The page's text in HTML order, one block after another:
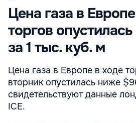
Цена газа в
торгов
за 1 тыс. куб. м
Цена газа в Европе в ходе
вторник опустилась ниже
свидетельствуют данные
ICE.